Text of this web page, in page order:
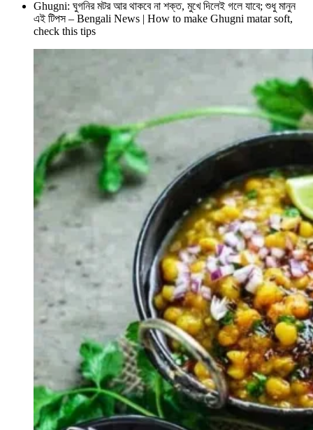
Ghugni: ঘুগনির মটর আর থাকবে না শক্ত, মুখে দিলেই গলে যাবে; শুধু মানুন
এই টিপস – Bengali News | How to make Ghugni matar soft,
check this tips